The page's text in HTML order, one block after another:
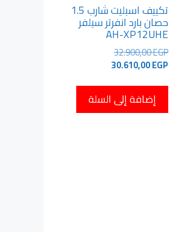
تكييف اسبليت شارب 1.5
حصان بارد انفرتر سيلفر
AH-XP12UHE
32.900,00EGP السعر
الأصلي
32.900,00 EGP.
30.610,00EGP السعر
هو:
30.610,00 EGP.
إضافة إلى السلة